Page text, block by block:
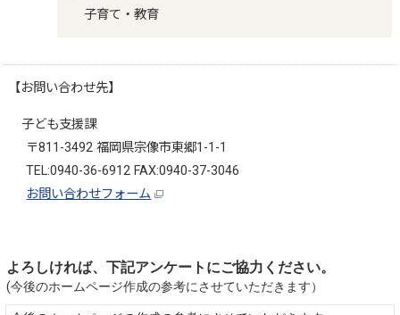
子育て・教育
【お問い合わせ先】
子ども支援課
〒811-3492 福岡県宗像市東郷1-1-1
TEL:0940-36-6912 FAX:0940-37-3046
お問い合わせフォーム